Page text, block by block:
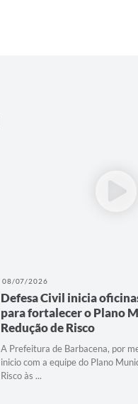
08/07/2026
Defesa Civil inicia
para fortalecer o Plano
Redução de Risco
A Prefeitura de Barbacena, por
inicio com a equipe do Plano
Risco às ...